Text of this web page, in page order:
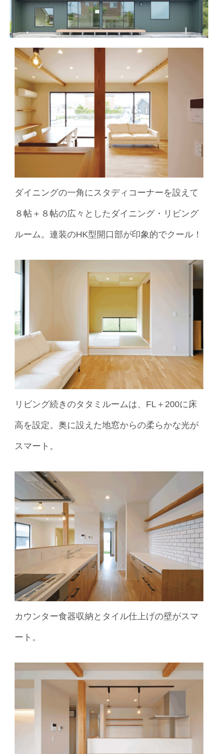
ダイニングの一角にスタディコーナーを設えて
８帖＋８帖の広々としたダイニング・リビング
ルーム。連装のHK型開口部が印象的でクール！
リビング続きのタタミルームは、FL＋200に床
高を設定。奥に設えた地窓からの柔らかな光が
スマート。
カウンター食器収納とタイル仕上げの壁がスマ
ート。